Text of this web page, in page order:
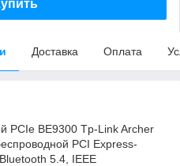
Доставка Оплата
PCIe BE9300 Tp-Link Archer
PCI Express-
5.4, IEEE